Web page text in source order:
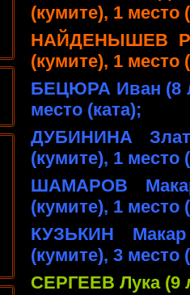
(кумите), 1 место
НАЙДЕНЫШЕВ
(кумите), 1 место
БЕЦЮРА Иван (8
место (ката);
ДУБИНИНА
(кумите), 1 место
ШАМАРОВ
(кумите), 1 место
КУЗЬКИН
(кумите), 3 место
СЕРГЕЕВ Лука (9